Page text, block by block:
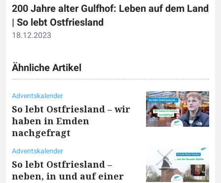
200 Jahre alter Gulfhof: Leben auf dem Land
| So lebt Ostfriesland
18.12.2023
Ähnliche Artikel
Adventskalender
So lebt Ostfriesland – wir
haben in Emden
nachgefragt
Adventskalender
So lebt Ostfriesland –
neben, in und auf einer